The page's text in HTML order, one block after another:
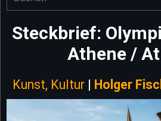
Steckbrief:
Athene /
Kunst, Kultur | Holger